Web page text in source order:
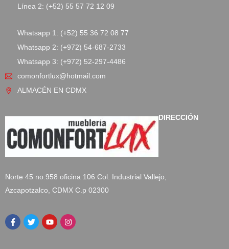
Línea 2: (+52) 55 57 72 12 09
Whatsapp 1: (+52) 55 36 72 08 77
Whatsapp 2: (+972) 54-687-2733
Whatsapp 3: (+972) 52-297-4486
comonfortlux@hotmail.com
ALMACÉN EN CDMX
DIRECCIÓN
Norte 45 no.958 oficina 106 Col. Industrial Vallejo,
Azcapotzalco, CDMX C.p 02300